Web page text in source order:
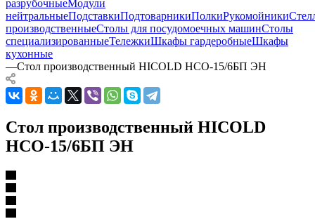
разрубочныеМодули
нейтральныеПодставкиПодтоварникиПолкиРукомойники
производственныеСтолы для посудомоечных машинСтолы
специализированныеТележкиШкафы гардеробныеШкафы
кухонные
—Стол производственный HICOLD НСО-15/6БП ЭН
Стол производственный HICOLD
НСО-15/6БП ЭН